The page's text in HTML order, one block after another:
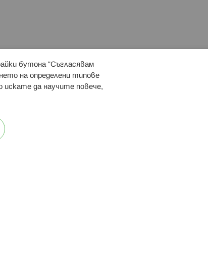
бутона “Съгласявам
на определени типове
искате да научите повече,